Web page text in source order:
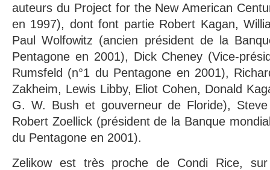
auteurs du Project for the New American
en 1997), dont font partie Robert Kagan,
Paul Wolfowitz (ancien président de la
Pentagone en 2001), Dick Cheney (Vice-
Rumsfeld (n°1 du Pentagone en 2001),
Zakheim, Lewis Libby, Eliot Cohen, Donald
G. W. Bush et gouverneur de Floride),
Robert Zoellick (président de la Banque
du Pentagone en 2001).
Zelikow est très proche de Condi Rice,